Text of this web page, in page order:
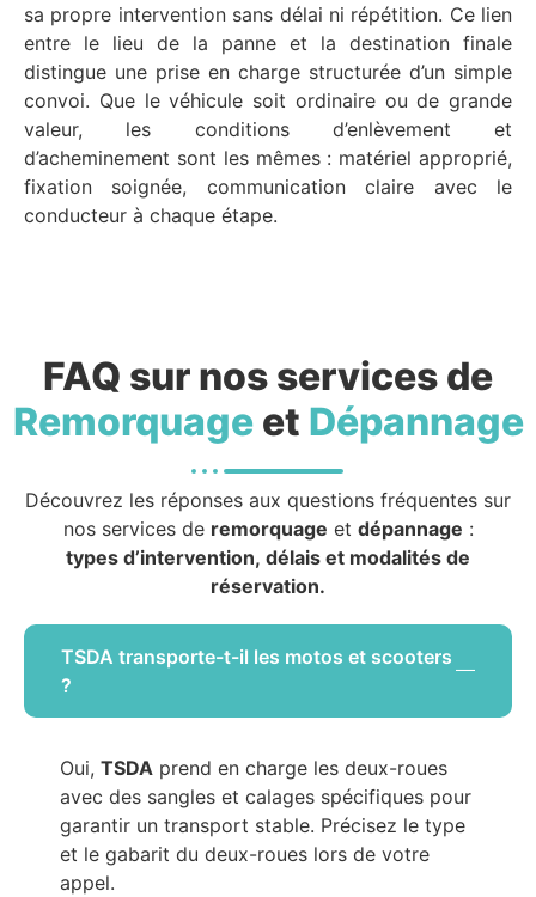
sa propre intervention sans délai ni répétition. Ce lien
entre le lieu de la panne et la destination finale
distingue une prise en charge structurée d’un simple
convoi. Que le véhicule soit ordinaire ou de grande
valeur, les conditions d’enlèvement et
d’acheminement sont les mêmes : matériel approprié,
fixation soignée, communication claire avec le
conducteur à chaque étape.
FAQ sur nos services de
Remorquageet Dépannage
Découvrez les réponses aux questions fréquentes sur
nos services de remorquage et dépannage :
types d’intervention, délais et modalités de
réservation.
TSDA transporte-t-il les motos et scooters
?
Oui, TSDA prend en charge les deux-roues
avec des sangles et calages spécifiques pour
garantir un transport stable. Précisez le type
et le gabarit du deux-roues lors de votre
appel.